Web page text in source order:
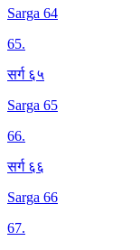
Sarga 64
65.
सर्ग ६५
Sarga 65
66.
सर्ग ६६
Sarga 66
67.